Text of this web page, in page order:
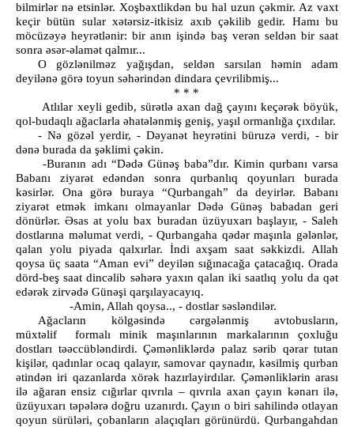
bilmirlər nə etsinlər. Xoşbəxtlikdən bu hal uzun çəkmir. Az vaxt
keçir bütün sular xətərsiz-itkisiz axıb çəkilib gedir. Hamı bu
möcüzəyə heyrətlənir: bir anın işində baş verən seldən bir saat
sonra əsər-əlamət qalmır...
O gözlənilməz yağışdan, seldən sarsılan həmin adam
deyilənə görə toyun səhərindən dindara çevrilibmiş...
* * *
Atlılar xeyli gedib, sürətlə axan dağ çayını keçərək böyük,
qol-budaqlı ağaclarla əhatələnmiş geniş, yaşıl ormanlığa çıxdılar.
- Nə gözəl yerdir, - Dəyanət heyrətini büruzə verdi, - bir
dənə burada da şəklimi çəkin.
-Buranın adı “Dədə Günəş baba”dır. Kimin qurbanı varsa
Babanı ziyarət edəndən sonra qurbanlıq qoyunları burada
kəsirlər. Ona görə buraya “Qurbangah” da deyirlər. Babanı
ziyarət etmək imkanı olmayanlar Dədə Günəş babadan geri
dönürlər. Əsas at yolu bax buradan üzüyuxarı başlayır, - Saleh
dostlarına məlumat verdi, - Qurbangaha qədər maşınla gələnlər,
qalan yolu piyada qalxırlar. İndi axşam saat səkkizdi. Allah
qoysa üç saata “Aman evi” deyilən sığınacağa çatacağıq. Orada
dörd-beş saat dincəlib səhərə yaxın qalan iki saatlıq yolu da qət
edərək zirvədə Günəşi qarşılayacayıq.
-Amin, Allah qoysa.., - dostlar səsləndilər.
Ağacların kölgəsində cərgələnmiş avtobusların,
müxtəlif formalı minik maşınlarının markalarının çoxluğu
dostları təəccübləndirdi. Çəmənliklərdə palaz sərib qərar tutan
kişilər, qadınlar ocaq qalayır, samovar qaynadır, kəsilmiş qurban
ətindən iri qazanlarda xörək hazırlayirdılar. Çəmənliklərin arası
ilə ağaran ensiz cığırlar qıvrıla – qıvrıla axan çayın kənarı ilə,
üzüyuxarı təpələrə doğru uzanırdı. Çayın o biri sahilində otlayan
qoyun sürüləri, çobanların alaçıqları görünürdü. Qurbangahdan